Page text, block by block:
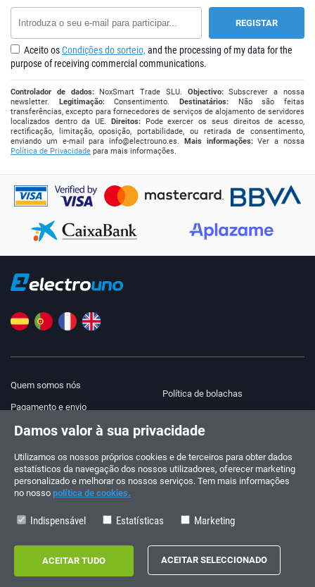
Aceito osCondições do sorteio, and the processing of my data for the
purpose of receiving commercial communications.
Controlador de dados:NoxSmart Trade SLU. Objectivo:Subscrever a nossa
newsletter. Legitimação:Consentimento.Destinatários: Não são feitas
transferências, excepto para fornecedores de serviços de alojamento de servidores
localizados dentro da UE. Direitos:Pode exercer os seus direitos de acesso,
rectificação, limitação, oposição, portabilidade, ou retirada de consentimento,
enviando um e-mail parainfo@electrouno.es. Mais informações:Ver a nossa
Política de Privacidade para mais informações.
Quem somos nós
Pagamento e envio
Aviso legal
Política de privacidade
Política de bolachas
+34 910 600 459
HORÁRIO DE VERÃO
Segunda a sexta-feira: 10:00 - 14:00
Damos valor à sua privacidade
Utilizamos os nossos próprios cookies e de terceiros para obter dados
estatísticos da navegação dos nossos utilizadores, oferecer marketing
personalizado e melhorar os nossos serviços. Tem mais informações
no nosso política de cookies.
Indispensável Estatísticas Marketing